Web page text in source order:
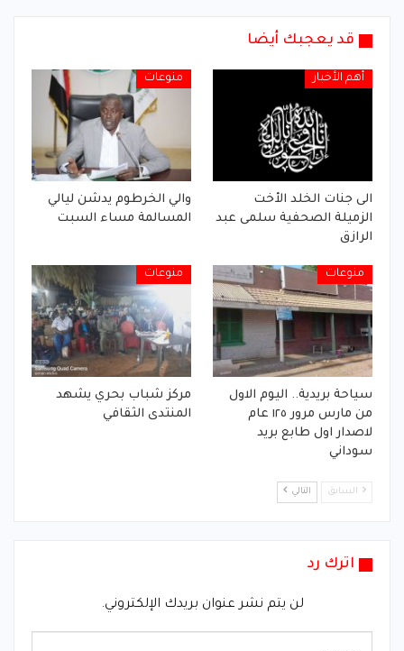
قد يعجبك أيضا
أهم الأخبار
الى جنات الخلد الأخت
الزميلة الصحفية سلمى عبد
الرازق
منوعات
والي الخرطوم يدشن ليالي
المسالمة مساء السبت
منوعات
سياحة بريدية.. اليوم الاول
من مارس مرور ١٢٥ عام
لاصدار اول طابع بريد
سوداني
منوعات
مركز شباب بحري يشهد
المنتدى الثقافي
السابق التالي
اترك رد
لن يتم نشر عنوان بريدك الإلكتروني.